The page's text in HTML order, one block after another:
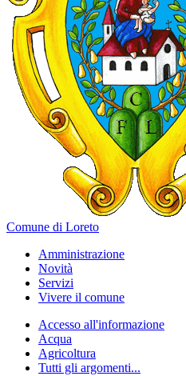
Comune di Loreto
Amministrazione
Novità
Servizi
Vivere il comune
Accesso all'informazione
Acqua
Agricoltura
Tutti gli argomenti...